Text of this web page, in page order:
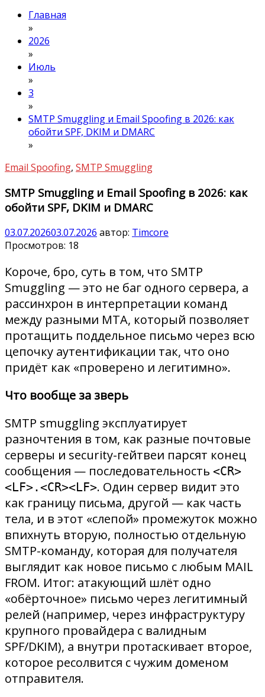
Главная
»
2026
»
Июль
»
3
»
SMTP Smuggling и Email Spoofing в 2026: как
обойти SPF, DKIM и DMARC
»
Email Spoofing, SMTP Smuggling
SMTP Smuggling и Email Spoofing в 2026: как
обойти SPF, DKIM и DMARC
03.07.202603.07.2026 автор: Timcore
Просмотров: 18
Короче, бро, суть в том, что SMTP
Smuggling — это не баг одного сервера, а
рассинхрон в интерпретации команд
между разными MTA, который позволяет
протащить поддельное письмо через всю
цепочку аутентификации так, что оно
придёт как «проверено и легитимно».
Что вообще за зверь
SMTP smuggling эксплуатирует
разночтения в том, как разные почтовые
серверы и security-гейтвеи парсят конец
сообщения — последовательность <CR>
<LF>.<CR><LF>. Один сервер видит это
как границу письма, другой — как часть
тела, и в этот «слепой» промежуток можно
впихнуть вторую, полностью отдельную
SMTP-команду, которая для получателя
выглядит как новое письмо с любым MAIL
FROM. Итог: атакующий шлёт одно
«обёрточное» письмо через легитимный
релей (например, через инфраструктуру
крупного провайдера с валидным
SPF/DKIM), а внутри протаскивает второе,
которое ресолвится с чужим доменом
отправителя.